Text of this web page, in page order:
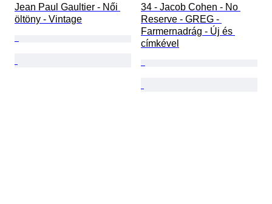
Jean Paul Gaultier - Női
öltöny - Vintage
34 - Jacob Cohen - No
Reserve - GREG -
Farmernadrág - Új és
címkével